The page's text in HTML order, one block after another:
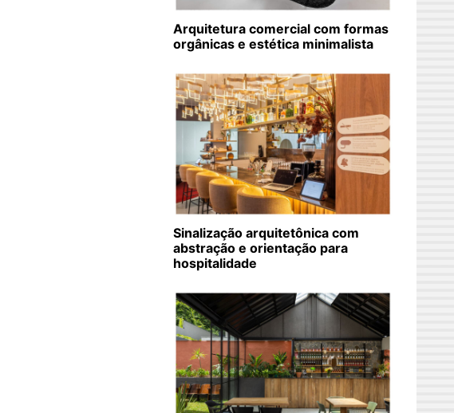
Arquitetura comercial com formas
orgânicas e estética minimalista
Sinalização arquitetônica com
abstração e orientação para
hospitalidade